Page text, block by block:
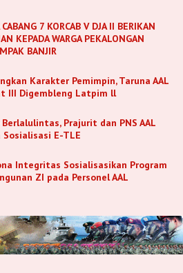
7 KORCAB V DJA II BERIKAN
KEPADA WARGA PEKALONGAN
BANJIR
Karakter Pemimpin, Taruna AAL
III Digembleng Latpim ll
Prajurit dan PNS AAL
Sosialisasi E-TLE
Integritas Sosialisasikan Program
ZI pada Personel AAL